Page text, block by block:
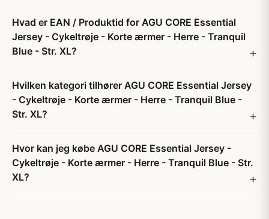
Hvad er EAN / Produktid for AGU CORE Essential
Jersey - Cykeltrøje - Korte ærmer - Herre - Tranquil
Blue - Str. XL?
Hvilken kategori tilhører AGU CORE Essential Jersey
- Cykeltrøje - Korte ærmer - Herre - Tranquil Blue -
Str. XL?
Hvor kan jeg købe AGU CORE Essential Jersey -
Cykeltrøje - Korte ærmer - Herre - Tranquil Blue - Str.
XL?